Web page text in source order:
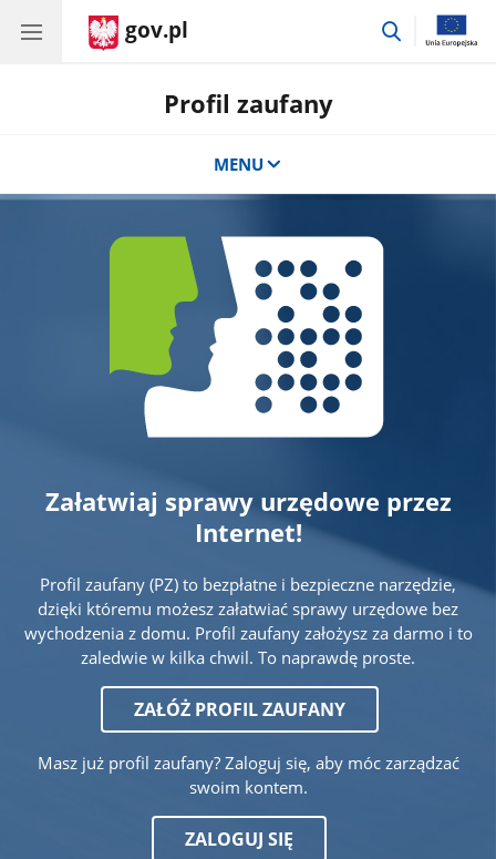
gov.pl
przejdź
Profil zaufany
MENU
Banner
Załatwiaj sprawy urzędowe przez
Internet!
Profil zaufany (PZ) to bezpłatne i bezpieczne narzędzie,
dzięki któremu możesz załatwiać sprawy urzędowe bez
wychodzenia z domu. Profil zaufany założysz za darmo i to
zaledwie w kilka chwil. To naprawdę proste.
ZAŁÓŻ PROFIL ZAUFANY
Masz już profil zaufany? Zaloguj się, aby móc zarządzać
swoim kontem.
ZALOGUJ SIĘ